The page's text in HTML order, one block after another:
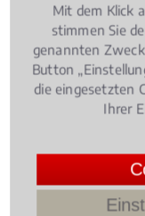
Regel am
sich deshalb
West.
Mit dem Klick
stimmen Sie
genannten
Button
die eingesetzten
Ihrer